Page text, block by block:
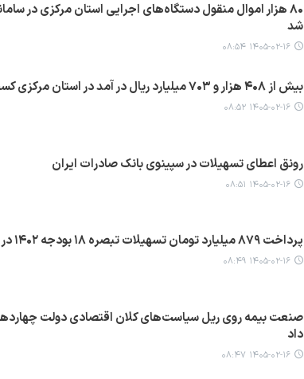
۸۰ هزار اموال منقول دستگاه‌های اجرایی استان مرکزی در
شد
۱۴۰۵-۰۲-۱۶ ۰۸:۵۴
بیش از ۴۰۸ هزار و ۷۰۳ میلیارد ریال در آمد در استان مرکزی کسب شد
۱۴۰۵-۰۲-۱۶ ۰۸:۵۲
رونق اعطای تسهیلات در سپینوی بانک صادرات ایران
۱۴۰۵-۰۲-۱۶ ۰۸:۵۱
پرداخت ۸۷۹ میلیارد تومان تسهیلات تبصره ۱۸ بودجه ۱۴۰۲ در قم
۱۴۰۵-۰۲-۱۶ ۰۸:۴۹
صنعت بیمه روی ریل سیاست‌های کلان اقتصادی دولت
داد
۱۴۰۵-۰۲-۱۶ ۰۸:۴۷